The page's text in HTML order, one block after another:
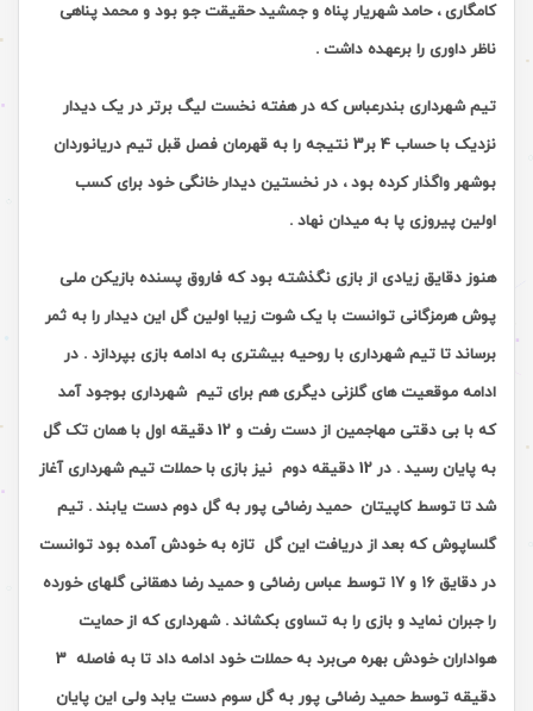
کامگاری ، حامد شهریار پناه و جمشید حقیقت جو بود و محمد پناهی
ناظر داوری را برعهده داشت .
تیم شهرداری بندرعباس که در هفته نخست لیگ برتر در یک دیدار
نزدیک با حساب 4 بر3 نتیجه را به قهرمان فصل قبل تیم دریانوردان
بوشهر واگذار کرده بود ، در نخستین دیدار خانگی خود برای کسب
اولین پیروزی پا به میدان نهاد .
هنوز دقایق زیادی از بازی نگذشته بود که فاروق پسنده بازیکن ملی
پوش هرمزگانی توانست با یک شوت زیبا اولین گل این دیدار را به ثمر
برساند تا تیم شهرداری با روحیه بیشتری به ادامه بازی بپردازد . در
ادامه موقعیت های گلزنی دیگری هم برای تیم شهرداری بوجود آمد
که با بی دقتی مهاجمین از دست رفت و 12 دقیقه اول با همان تک گل
به پایان رسید . در 12 دقیقه دوم نیز بازی با حملات تیم شهرداری آغاز
شد تا توسط کاپیتان حمید رضائی پور به گل دوم دست یابند . تیم
گلساپوش که بعد از دریافت این گل تازه به خودش آمده بود توانست
در دقایق ١۶ و ١٧ توسط عباس رضائی و حمید رضا دهقانی گلهای خورده
را جبران نماید و بازی را به تساوی بکشاند . شهرداری که از حمایت
هواداران خودش بهره می‌برد به حملات خود ادامه داد تا به فاصله 3
دقیقه توسط حمید رضائی پور به گل سوم دست یابد ولی این پایان